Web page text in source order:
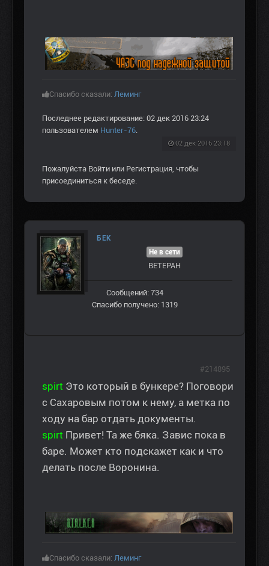
Спасибо сказали: Леминг
Последнее редактирование: 02 дек 2016 23:24
пользователем Hunter-76.
02 дек 2016 23:18
Пожалуйста Войти или Регистрация, чтобы
присоединиться к беседе.
БЕК
Не в сети
ВЕТЕРАН
Сообщений: 734
Спасибо получено: 1319
spirt Это который в бункере? Поговори
с Сахаровым потом к нему, а метка по
ходу на бар отдать документы.
spirt Привет! Та же бяка. Завис пока в
баре. Может кто подскажет как и что
делать после Воронина.
Спасибо сказали: Леминг
#214895